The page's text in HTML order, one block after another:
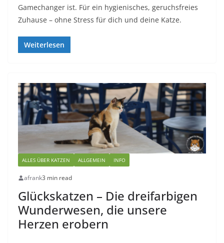
Gamechanger ist. Für ein hygienisches, geruchsfreies
Zuhause – ohne Stress für dich und deine Katze.
Weiterlesen
ALLES ÜBER KATZEN ALLGEMEIN INFO
afrank3 min read
Glückskatzen – Die dreifarbigen
Wunderwesen, die unsere
Herzen erobern